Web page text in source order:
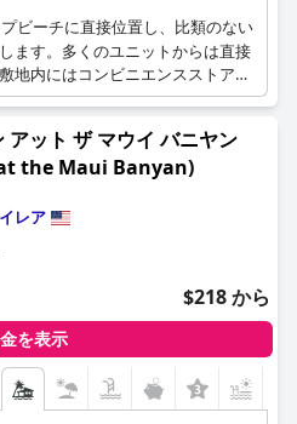
ビーチに直接位置し、比類のない
ます。多くのユニットからは直接
地内にはコンビニエンスストアな
す。
アット ザ マウイ バニヤン
the Maui Banyan)
レア
$218 から
を表示